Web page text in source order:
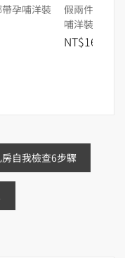
孕哺洋裝
假兩件式細
哺洋裝
NT$1680
自我檢查6步驟